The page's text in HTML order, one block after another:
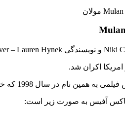
باکس آفیس به صورت زیر است: